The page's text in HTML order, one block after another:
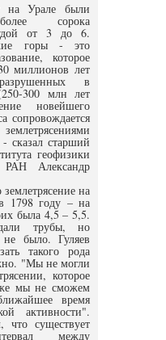
на Урале были
сорока
от 3 до 6.
горы - это
которое
миллионов лет
в
300 млн лет
новейшего
сопровождается
сказал старший
геофизики
РАН Александр
на
1798 году – на
была 4,5 – 5,5.
трубы, но
не было. Гуляев
такого рода
"Мы не могли
которое
мы не сможем
время
активности".
что существует
между